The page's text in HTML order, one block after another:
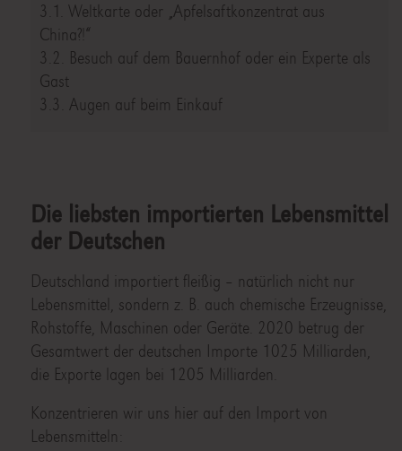
3.1. Weltkarte oder „Apfelsaftkonzentrat aus
China?!“
3.2. Besuch auf dem Bauernhof oder ein Experte als
Gast
3.3. Augen auf beim Einkauf
Die liebsten importierten Lebensmittel
der Deutschen
Deutschland importiert fleißig – natürlich nicht nur
Lebensmittel, sondern z. B. auch chemische Erzeugnisse,
Rohstoffe, Maschinen oder Geräte. 2020 betrug der
Gesamtwert der deutschen Importe 1025 Milliarden,
die Exporte lagen bei 1205 Milliarden.
Konzentrieren wir uns hier auf den Import von
Lebensmitteln: